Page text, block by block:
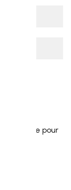
d’énergie pour